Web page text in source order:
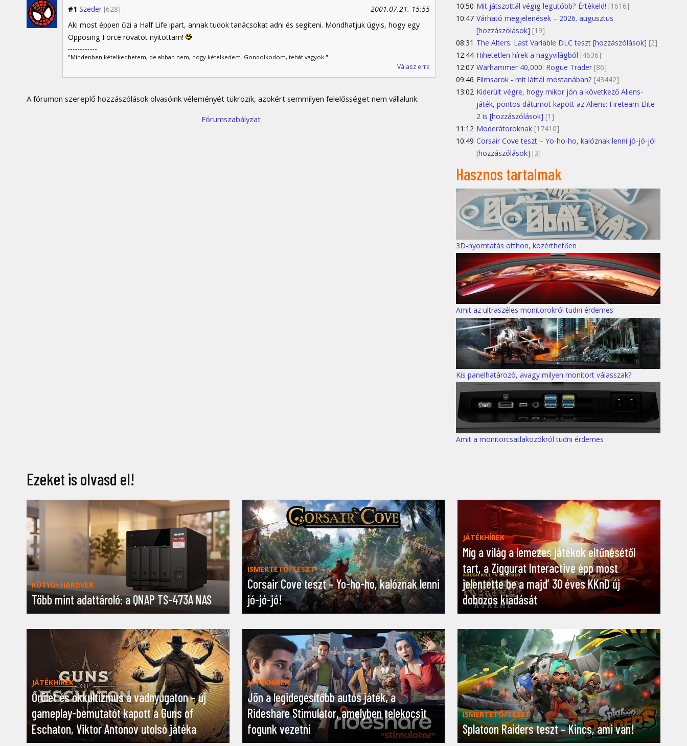
#1 Szeder [628]
2001.07.21. 15:55
Aki most éppen űzi a Half Life ipart, annak tudok tanácsokat adni és segíteni. Mondhatjuk úgyis, hogy egy
Opposing Force rovatot nyitottam!
"Mindenben kételkedhetem, de abban nem, hogy kételkedem. Gondolkodom, tehát vagyok."
Válasz erre
A fórumon szereplő hozzászólások olvasóink véleményét tükrözik, azokért semmilyen felelősséget nem vállalunk.
Fórumszabályzat
10:50 Mit játszottál végig legutóbb? Értékeld! [1616]
10:47 Várható megjelenések – 2026. augusztus
[hozzászólások] [19]
08:31 The Alters: Last Variable DLC teszt [hozzászólások] [2]
12:44 Hihetetlen hírek a nagyvilágból [4636]
12:07 Warhammer 40,000: Rogue Trader [86]
09:46 Filmsarok - mit láttál mostanában? [43442]
13:02 Kiderült végre, hogy mikor jön a következő Aliens-
játék, pontos dátumot kapott az Aliens: Fireteam Elite
2 is [hozzászólások] [1]
11:12 Moderátoroknak [17410]
10:49 Corsair Cove teszt – Yo-ho-ho, kalóznak lenni jó-jó-jó!
[hozzászólások] [3]
Hasznos tartalmak
3D-nyomtatás otthon, közérthetően
Amit az ultraszéles monitorokról tudni érdemes
Kis panelhatározó, avagy milyen monitort válasszak?
Amit a monitorcsatlakozókról tudni érdemes
Ezeket is olvasd el!
KÜTYÜ+HARDVER
Több mint adattároló: a QNAP TS-473A NAS
ISMERTETŐ/TESZT
Corsair Cove teszt – Yo-ho-ho, kalóznak lenni
jó-jó-jó!
JÁTÉKHÍREK
Míg a világ a lemezes játékok eltűnésétől
tart, a Ziggurat Interactive épp most
jelentette be a majd’ 30 éves KKnD új
dobozos kiadását
JÁTÉKHÍREK
Őrület és okkultizmus a vadnyugaton – új
gameplay-bemutatót kapott a Guns of
Eschaton, Viktor Antonov utolsó játéka
JÁTÉKHÍREK
Jön a legidegesítőbb autós játék, a
Rideshare Stimulator, amelyben telekocsit
fogunk vezetni
ISMERTETŐ/TESZT
Splatoon Raiders teszt – Kincs, ami van!